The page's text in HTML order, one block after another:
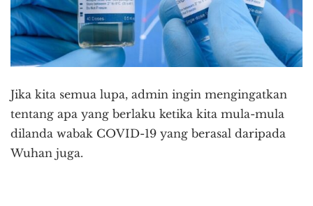
Jika kita semua lupa, admin ingin mengingatkan
tentang apa yang berlaku ketika kita mula-mula
dilanda wabak COVID-19 yang berasal daripada
Wuhan juga.